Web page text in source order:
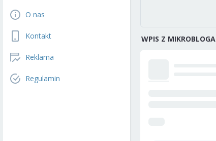
O nas
Kontakt
Reklama
Regulamin
WPIS Z MIKROBLOGA